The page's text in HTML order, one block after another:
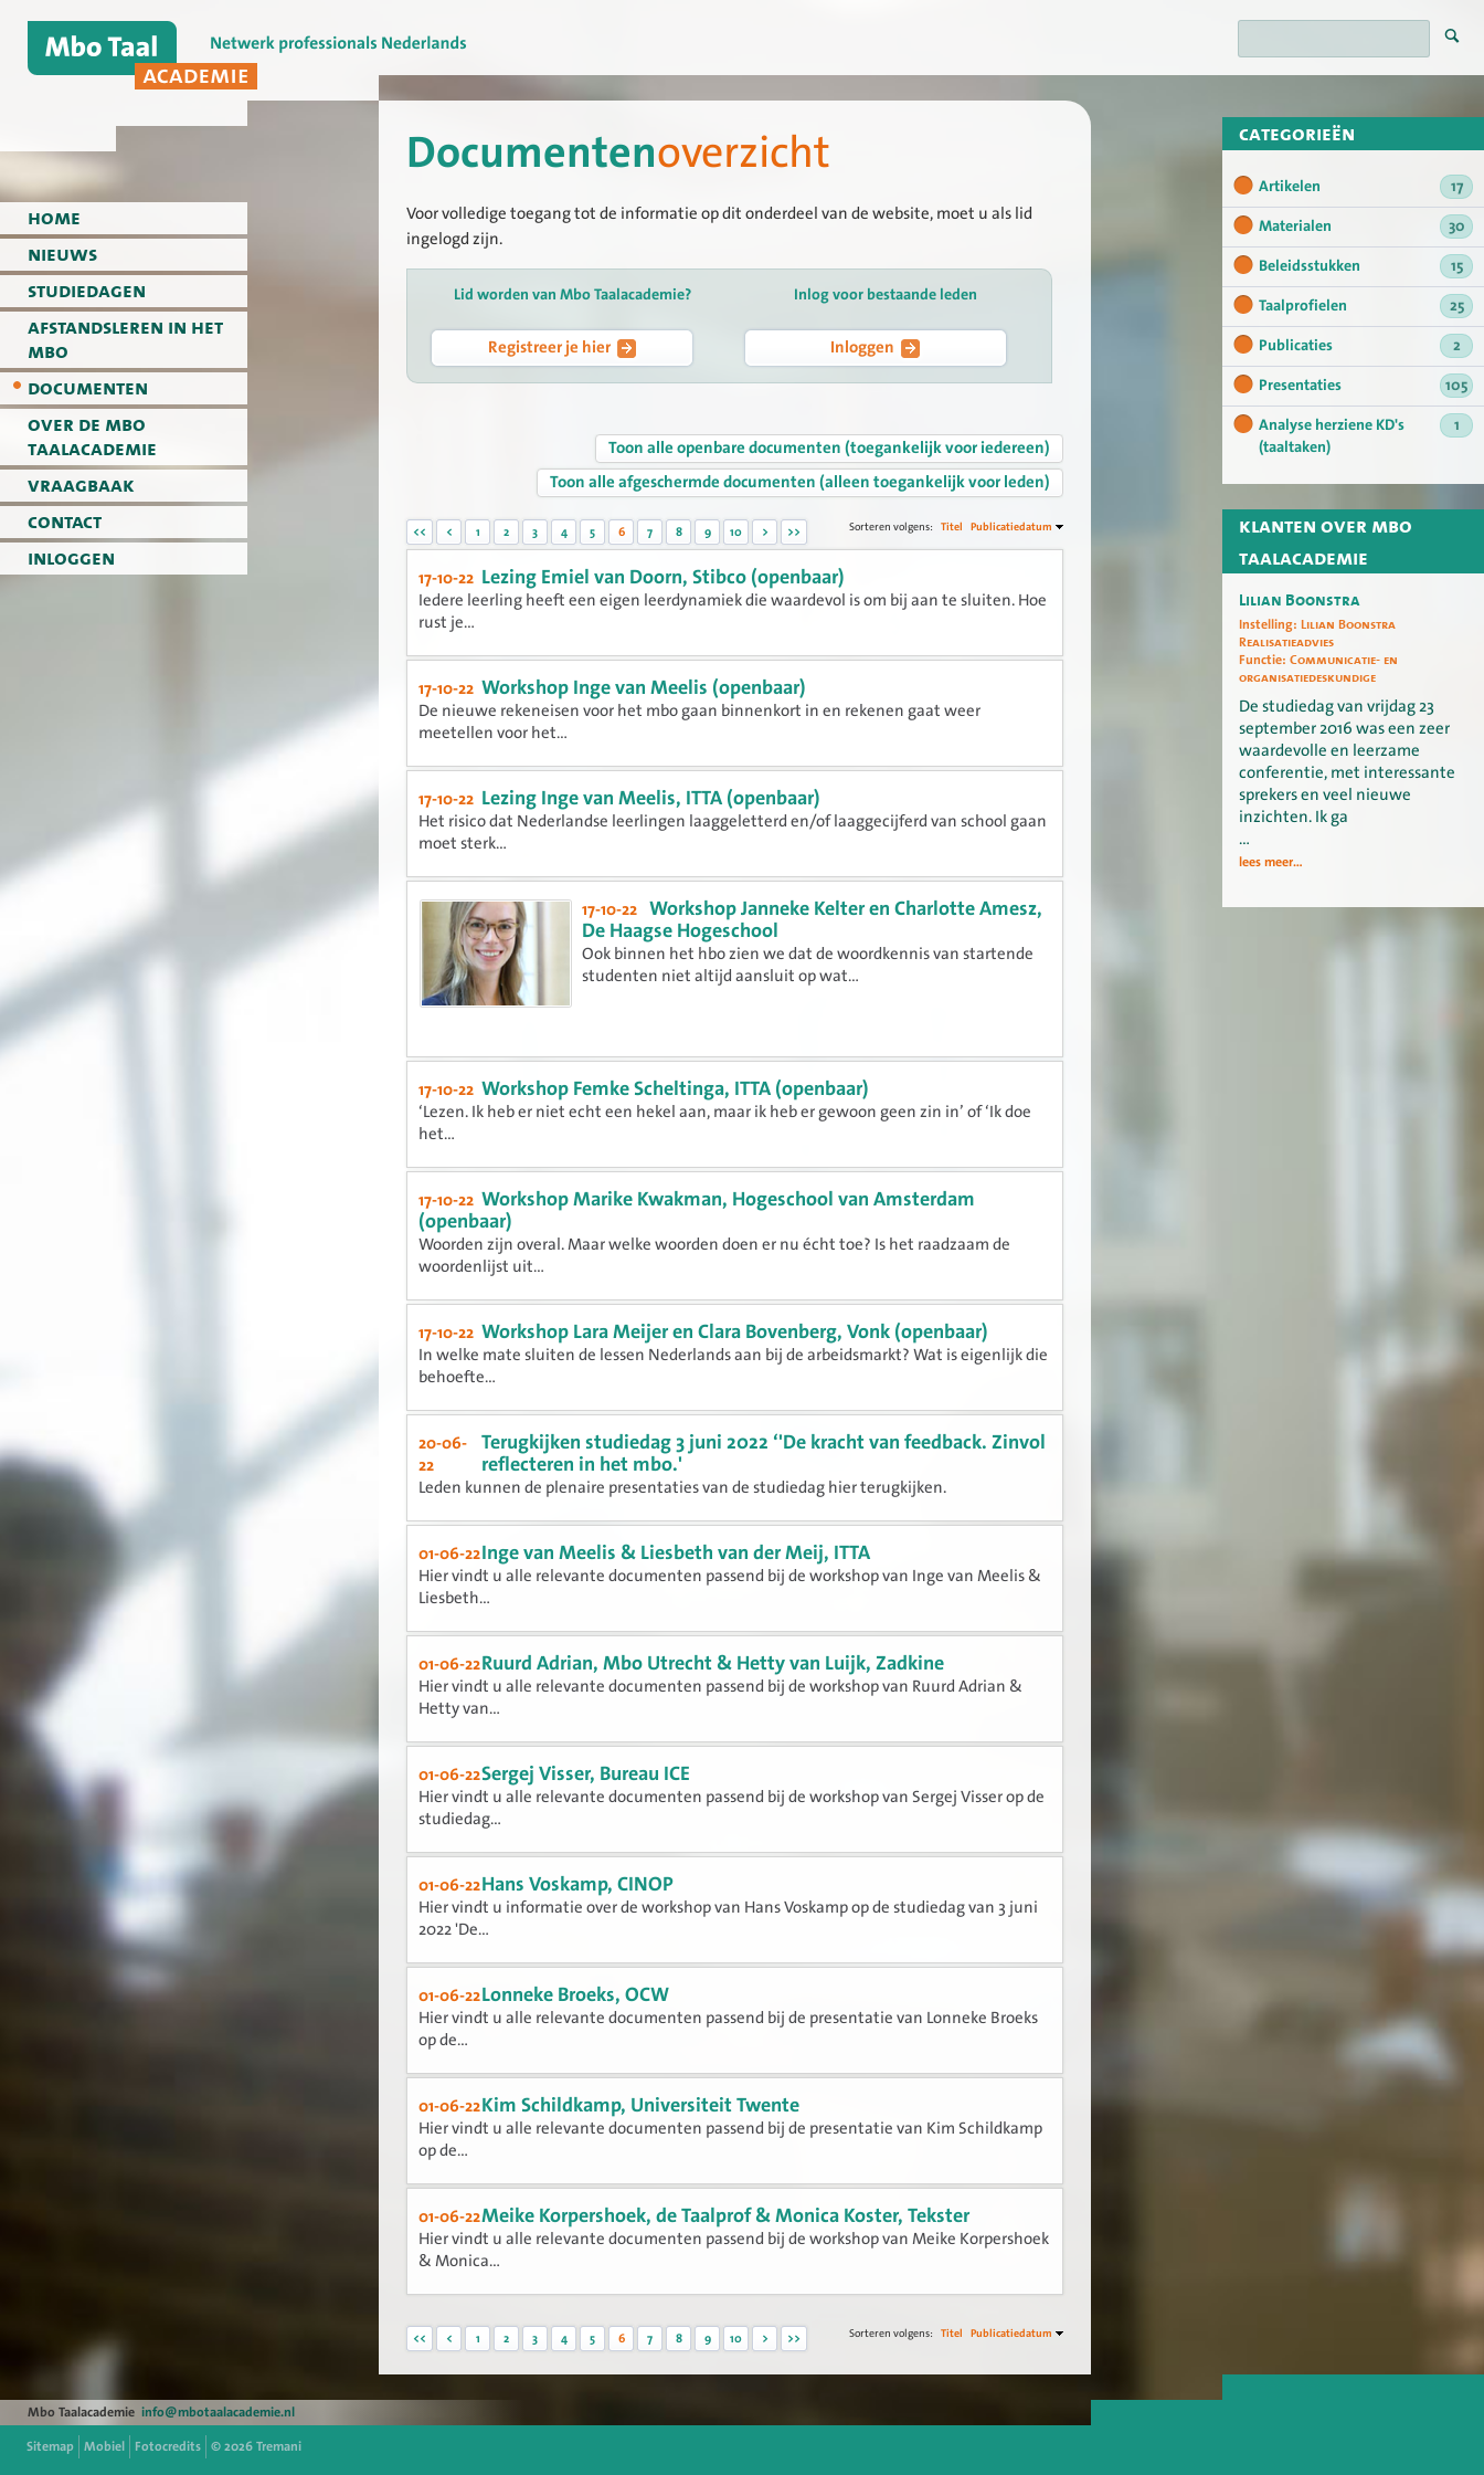
home
nieuws
studiedagen
afstandsleren in het
mbo
documenten
over de mbo
taalacademie
vraagbaak
contact
inloggen
categorieën
Artikelen
17
Materialen
30
Beleidsstukken
15
Taalprofielen
25
Publicaties
2
Presentaties
105
Analyse herziene KD's
(taaltaken)
1
klanten over mbo
taalacademie
Lilian Boonstra
Instelling: Lilian Boonstra
Realisatieadvies
Functie: Communicatie- en
organisatiedeskundige
De studiedag van vrijdag 23
september 2016 was een zeer
waardevolle en leerzame
conferentie, met interessante
sprekers en veel nieuwe
inzichten. Ik ga
…
lees meer...
Documentenoverzicht
Voor volledige toegang tot de informatie op dit onderdeel van de website, moet u als lid
ingelogd zijn.
Lid worden van Mbo Taalacademie?
Registreer je hier
Inlog voor bestaande leden
Inloggen
Toon alle openbare documenten (toegankelijk voor iedereen)
Toon alle afgeschermde documenten (alleen toegankelijk voor leden)
<< < 1 2 3 4 5 6 7 8 9 10 > >> Sorteren volgens: Titel Publicatiedatum
17-10-22 Lezing Emiel van Doorn, Stibco (openbaar)
Iedere leerling heeft een eigen leerdynamiek die waardevol is om bij aan te sluiten. Hoe
rust je...
17-10-22 Workshop Inge van Meelis (openbaar)
De nieuwe rekeneisen voor het mbo gaan binnenkort in en rekenen gaat weer
meetellen voor het...
17-10-22 Lezing Inge van Meelis, ITTA (openbaar)
Het risico dat Nederlandse leerlingen laaggeletterd en/of laaggecijferd van school gaan
moet sterk...
17-10-22 Workshop Janneke Kelter en Charlotte Amesz,
De Haagse Hogeschool
Ook binnen het hbo zien we dat de woordkennis van startende
studenten niet altijd aansluit op wat...
17-10-22 Workshop Femke Scheltinga, ITTA (openbaar)
‘Lezen. Ik heb er niet echt een hekel aan, maar ik heb er gewoon geen zin in’ of ‘Ik doe
het...
17-10-22 Workshop Marike Kwakman, Hogeschool van Amsterdam
(openbaar)
Woorden zijn overal. Maar welke woorden doen er nu écht toe? Is het raadzaam de
woordenlijst uit...
17-10-22 Workshop Lara Meijer en Clara Bovenberg, Vonk (openbaar)
In welke mate sluiten de lessen Nederlands aan bij de arbeidsmarkt? Wat is eigenlijk die
behoefte...
20-06-
22
Terugkijken studiedag 3 juni 2022 ‘'De kracht van feedback. Zinvol
reflecteren in het mbo.'
Leden kunnen de plenaire presentaties van de studiedag hier terugkijken.
01-06-22Inge van Meelis & Liesbeth van der Meij, ITTA
Hier vindt u alle relevante documenten passend bij de workshop van Inge van Meelis &
Liesbeth...
01-06-22Ruurd Adrian, Mbo Utrecht & Hetty van Luijk, Zadkine
Hier vindt u alle relevante documenten passend bij de workshop van Ruurd Adrian &
Hetty van...
01-06-22Sergej Visser, Bureau ICE
Hier vindt u alle relevante documenten passend bij de workshop van Sergej Visser op de
studiedag...
01-06-22Hans Voskamp, CINOP
Hier vindt u informatie over de workshop van Hans Voskamp op de studiedag van 3 juni
2022 'De...
01-06-22Lonneke Broeks, OCW
Hier vindt u alle relevante documenten passend bij de presentatie van Lonneke Broeks
op de...
01-06-22Kim Schildkamp, Universiteit Twente
Hier vindt u alle relevante documenten passend bij de presentatie van Kim Schildkamp
op de...
01-06-22Meike Korpershoek, de Taalprof & Monica Koster, Tekster
Hier vindt u alle relevante documenten passend bij de workshop van Meike Korpershoek
& Monica...
<< < 1 2 3 4 5 6 7 8 9 10 > >> Sorteren volgens: Titel Publicatiedatum
Mbo Taalacademie info@mbotaalacademie.nl
Sitemap Mobiel Fotocredits © 2026Tremani